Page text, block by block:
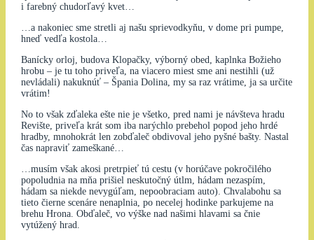
i farebný chudorľavý kvet…
…a nakoniec sme stretli aj našu sprievodkyňu, v dome pri pumpe,
hneď vedľa kostola…
Banícky orloj, budova Klopačky, výborný obed, kaplnka Božieho
hrobu – je tu toho priveľa, na viacero miest sme ani nestihli (už
nevládali) nakuknúť – Špania Dolina, my sa raz vrátime, ja sa určite
vrátim!
No to však zďaleka ešte nie je všetko, pred nami je návšteva hradu
Revište, priveľa krát som iba narýchlo prebehol popod jeho hrdé
hradby, mnohokrát len zobďaleč obdivoval jeho pyšné bašty. Nastal
čas napraviť zameškané…
…musím však akosi pretrpieť tú cestu (v horúčave pokročilého
popoludnia na mňa prišiel neskutočný útlm, hádam nezaspím,
hádam sa niekde nevygúľam, nepoobraciam auto). Chvalabohu sa
tieto čierne scenáre nenaplnia, po necelej hodinke parkujeme na
brehu Hrona. Obďaleč, vo výške nad našimi hlavami sa čnie
vytúžený hrad.